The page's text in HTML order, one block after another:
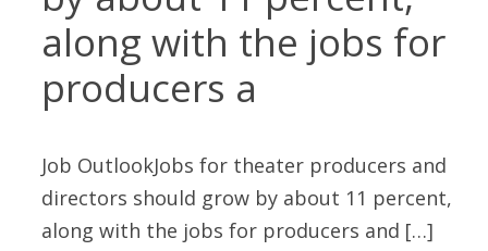
along with the jobs for
producers a
Job OutlookJobs for theater producers and
directors should grow by about 11 percent,
along with the jobs for producers and […]